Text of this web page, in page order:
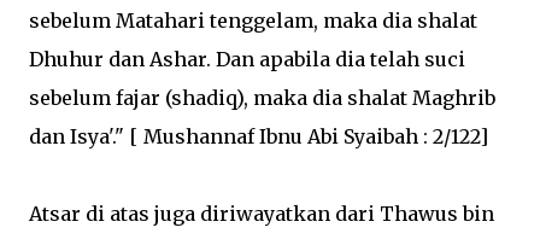
sebelum Matahari tenggelam, maka dia shalat
Dhuhur dan Ashar. Dan apabila dia telah suci
sebelum fajar (shadiq), maka dia shalat Maghrib
dan Isya'." [ Mushannaf Ibnu Abi Syaibah : 2/122]
Atsar di atas juga diriwayatkan dari Thawus bin